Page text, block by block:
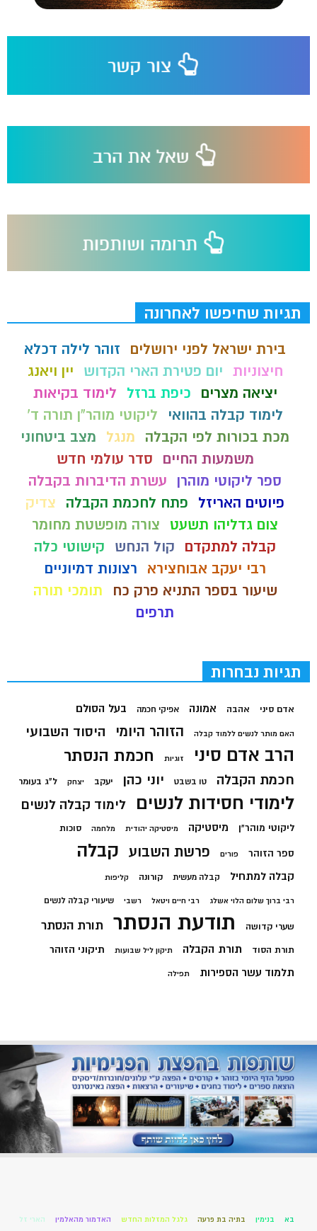
תגיות שחיפשו לאחרונה
בירת ישראל לפני ירושלים
זוהר לילה דכלא
חיצוניות יום פטירת הארי הקדוש
יין ויאנג
יציאה מצרים
כיפת ברזל
לימוד בקיאות
לימוד קבלה בהוואי
ליקוטי מוהר"ן תורה ד'
מכת בכורות לפי הקבלה
מנגל
מצב ביטחוני
משמעות החיים
סדר עולמי חדש
ספר ליקוטי מוהרן
עשרת הדיברות בקבלה
פיוטים האריזל
פתח לחכמת הקבלה
צדיק
צום גדליהו תשעט
צורה מופשטת מחומר
קבלה למתקדם
קול הנחש
קישוטי כלה
רבי יעקב אבוחצירא
רצונות דמיוניים
שיעור בספר התניא פרק כח
תומכי תורה
תרפים
תגיות נבחרות
אדם סיני אהבה אמונה אפיקי חכמה בעל הסולם
האם מותר לנשים ללמוד קבלה הזוהר היומי היסוד השבועי
הרב אדם סיני זוגיות חכמת הנסתר
חכמת הקבלה טו בשבט יוני כהן יעקב יצחק ל"ג בעומר
לימודי חסידות לנשים לימוד קבלה לנשים
ליקוטי מוהר"ן מיסטיקה מיסטיקה יהודית מלחמה סוכות
ספר הזוהר פורים פרשת השבוע קבלה
קבלה למתחיל קבלה מעשית קורונה קליפות
רבי ברוך שלום הלוי אשלג רבי חיים ויטאל רשבי שיעורי קבלה לנשים
שערי קדושה תודעת הנסתר תורת הנסתר
תורת הסוד תורת הקבלה תיקון ליל שבועות תיקוני הזוהר
תלמוד עשר הספירות תפילה
בא בנימין בתיה בת פרעה גלגל המזלות החדש האדמור מהאלמין הארי זל